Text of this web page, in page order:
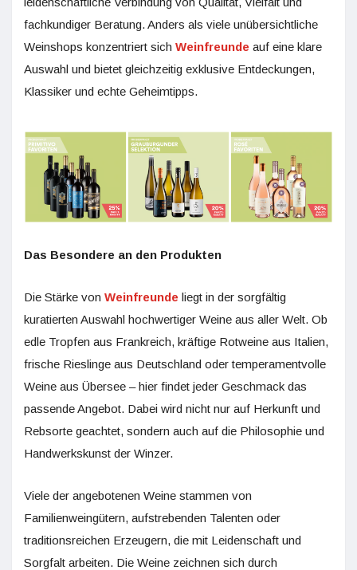
fachkundiger Beratung. Anders als viele unübersichtliche
Weinshops konzentriert sich Weinfreunde auf eine klare
Auswahl und bietet gleichzeitig exklusive Entdeckungen,
Klassiker und echte Geheimtipps.
Das Besondere an den Produkten
Die Stärke von Weinfreunde liegt in der sorgfältig
kuratierten Auswahl hochwertiger Weine aus aller Welt. Ob
edle Tropfen aus Frankreich, kräftige Rotweine aus Italien,
frische Rieslinge aus Deutschland oder temperamentvolle
Weine aus Übersee – hier findet jeder Geschmack das
passende Angebot. Dabei wird nicht nur auf Herkunft und
Rebsorte geachtet, sondern auch auf die Philosophie und
Handwerkskunst der Winzer.
Viele der angebotenen Weine stammen von
Familienweingütern, aufstrebenden Talenten oder
traditionsreichen Erzeugern, die mit Leidenschaft und
Sorgfalt arbeiten. Die Weine zeichnen sich durch